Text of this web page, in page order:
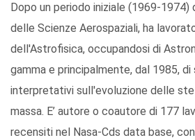
Dopo un periodo iniziale (1969-
delle Scienze Aerospaziali, ha
dell'Astrofisica, occupandosi di
gamma e principalmente, dal 1985,
interpretativi sull'evoluzione delle
massa. E’ autore o coautore di 177
recensiti nel Nasa-Cds data base,